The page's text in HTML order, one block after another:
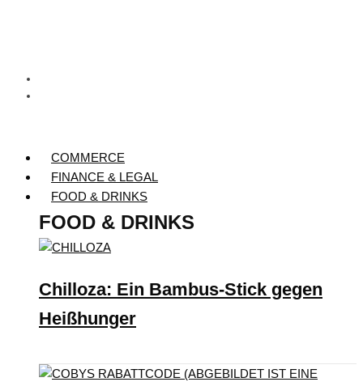
COMMERCE
FINANCE & LEGAL
FOOD & DRINKS
FOOD & DRINKS
Chilloza: Ein Bambus-Stick gegen
Heißhunger